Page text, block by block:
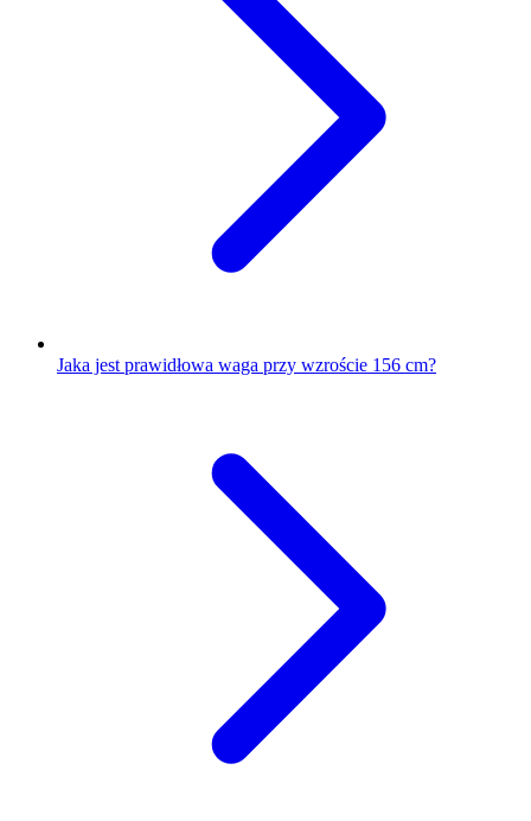
Jaka jest prawidłowa waga przy wzroście 156 cm?